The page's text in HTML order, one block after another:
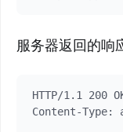
服务器返回的响
HTTP/1.1 200
Content-